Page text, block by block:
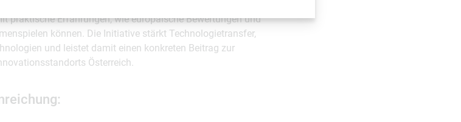
praktische Erfahrungen, wie europäische Bewertungen und
können. Die Initiative stärkt Technologietransfer,
und leistet damit einen konkreten Beitrag zur
Österreich.